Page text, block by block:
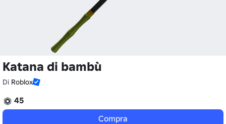
Katana di bambù
Di Roblox
45
Compra